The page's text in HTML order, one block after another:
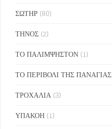
ΣΩΤΗΡ (80)
ΤΗΝΟΣ (2)
ΤΟ ΠΑΛΙΜΨΗΣΤΟΝ (1)
ΤΟ ΠΕΡΙΒΟΛΙ ΤΗΣ ΠΑΝΑΓΙΑΣ
ΤΡΟΧΑΛΙΑ (3)
ΥΠΑΚΟΗ (1)